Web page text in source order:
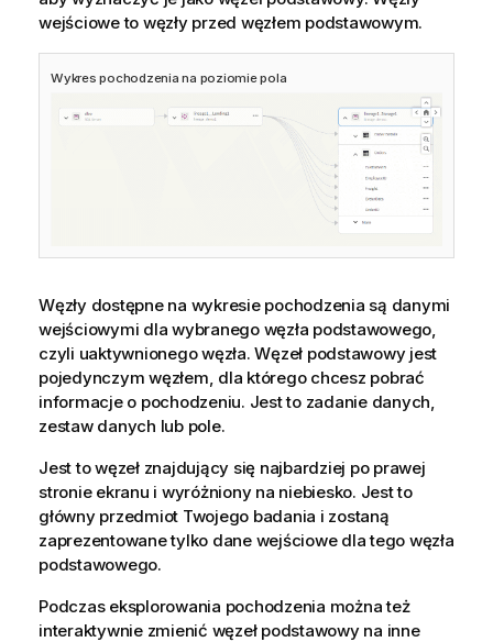
a
wejściowe to węzły przed węzłem podstawowym.
Wykres pochodzenia na poziomie pola
Węzły dostępne na wykresie pochodzenia są danymi
wejściowymi dla wybranego węzła podstawowego,
czyli uaktywnionego węzła. Węzeł podstawowy jest
pojedynczym węzłem, dla którego chcesz pobrać
informacje o pochodzeniu. Jest to zadanie danych,
zestaw danych lub pole.
Jest to węzeł znajdujący się najbardziej po prawej
stronie ekranu i wyróżniony na niebiesko. Jest to
główny przedmiot Twojego badania i zostaną
zaprezentowane tylko dane wejściowe dla tego węzła
podstawowego.
Podczas eksplorowania pochodzenia można też
interaktywnie zmienić węzeł podstawowy na inne